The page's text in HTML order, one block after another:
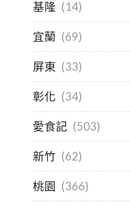
基隆 (14)
宜蘭 (69)
屏東 (33)
彰化 (34)
愛食記 (503)
新竹 (62)
桃園 (366)